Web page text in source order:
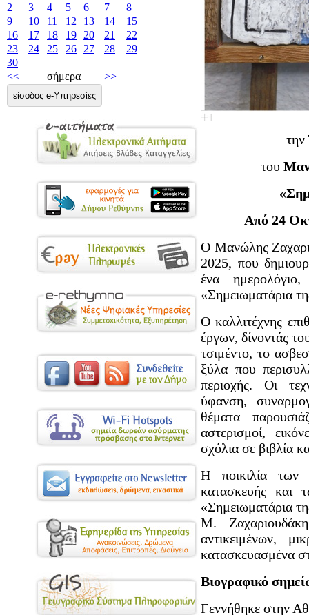
2
3 4 5 6 7
8
9
10 11 12 13 14
15
16
17 18 19 20 21
22
23
24 25 26 27 28
29
30
<<
σήμερα >>
είσοδος e-Υπηρεσίες
του
Από 24
O Μανώλης
2025, που
ένα
«Σημειωματάρια
Ο καλλιτέχνης
έργων, δίνοντάς
τσιμέντο, το
ξύλα που
περιοχής. Οι
ύφανση,
θέματα
αστερισμοί,
σχόλια σε βιβλία
Η ποικιλία των
κατασκευής και
«Σημειωματάρια
Μ.
αντικειμένων,
κατασκευασμένα
Βιογραφικό
Γεννήθηκε στην